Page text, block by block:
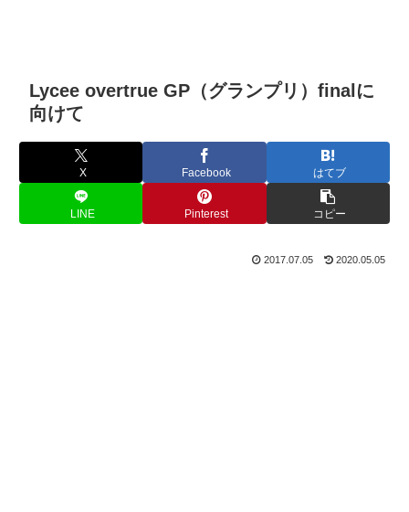
Lycee overtrue GP（グランプリ）finalに
向けて
X Facebook はてブ
LINE Pinterest コピー
2017.07.05 2020.05.05